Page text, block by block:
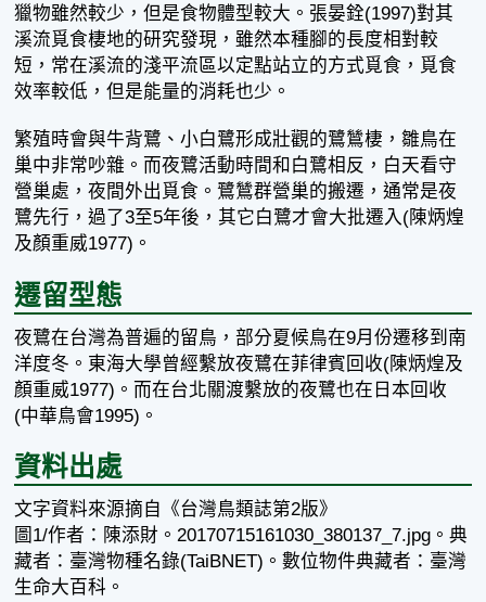
獵物雖然較少，但是食物體型較大。張晏銓(1997)對其
溪流覓食棲地的研究發現，雖然本種腳的長度相對較
短，常在溪流的淺平流區以定點站立的方式覓食，覓食
效率較低，但是能量的消耗也少。
繁殖時會與牛背鷺、小白鷺形成壯觀的鷺鷥棲，雛鳥在
巢中非常吵雜。而夜鷺活動時間和白鷺相反，白天看守
營巢處，夜間外出覓食。鷺鷥群營巢的搬遷，通常是夜
鷺先行，過了3至5年後，其它白鷺才會大批遷入(陳炳煌
及顏重威1977)。
遷留型態
夜鷺在台灣為普遍的留鳥，部分夏候鳥在9月份遷移到南
洋度冬。東海大學曾經繫放夜鷺在菲律賓回收(陳炳煌及
顏重威1977)。而在台北關渡繫放的夜鷺也在日本回收
(中華鳥會1995)。
資料出處
文字資料來源摘自《台灣鳥類誌第2版》
圖1/作者：陳添財。20170715161030_380137_7.jpg。典
藏者：臺灣物種名錄(TaiBNET)。數位物件典藏者：臺灣
生命大百科。